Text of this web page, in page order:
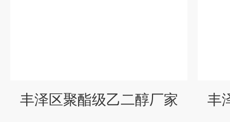
丰泽区聚酯级乙二醇厂家 丰